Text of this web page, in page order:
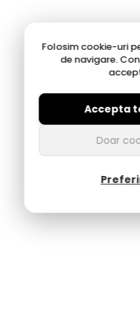
Folosim cookie-uri
de navigare.
Accepta
Doar